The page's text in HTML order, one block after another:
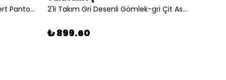
2'li Takım Beyaz Gömlek-lacivert Pantolon 2'li Takım Gri Desenli Gömlek-gri Çit Askılı Şort
₺ 899.60